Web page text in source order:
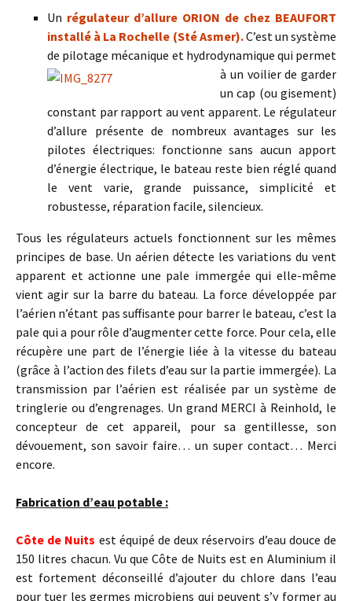
Un régulateur d’allure ORION de chez BEAUFORT
installé à La Rochelle (Sté Asmer).C’est un système
de pilotage mécanique et hydrodynamique qui permet
à un voilier de garder
un cap (ou gisement)
constant par rapport au vent apparent. Le régulateur
d’allure présente de nombreux avantages sur les
pilotes électriques: fonctionne sans aucun apport
d’énergie électrique, le bateau reste bien réglé quand
le vent varie, grande puissance, simplicité et
robustesse, réparation facile, silencieux.
Tous les régulateurs actuels fonctionnent sur les mêmes
principes de base. Un aérien détecte les variations du vent
apparent et actionne une pale immergée qui elle-même
vient agir sur la barre du bateau. La force développée par
l’aérien n’étant pas suffisante pour barrer le bateau, c’est la
pale qui a pour rôle d’augmenter cette force. Pour cela, elle
récupère une part de l’énergie liée à la vitesse du bateau
(grâce à l’action des filets d’eau sur la partie immergée). La
transmission par l’aérien est réalisée par un système de
tringlerie ou d’engrenages. Un grand MERCI à Reinhold, le
concepteur de cet appareil, pour sa gentillesse, son
dévouement, son savoir faire… un super contact… Merci
encore.
Fabrication d’eau potable :
Côte de Nuits est équipé de deux réservoirs d’eau douce de
150 litres chacun. Vu que Côte de Nuits est en Aluminium il
est fortement déconseillé d’ajouter du chlore dans l’eau
pour tuer les germes microbiens qui peuvent s’y former au